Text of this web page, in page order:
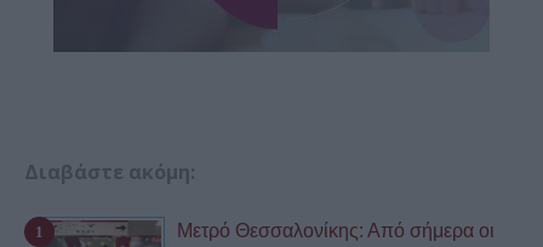
Διαβάστε ακόμη:
Μετρό Θεσσαλονίκης: Από σήμερα οι